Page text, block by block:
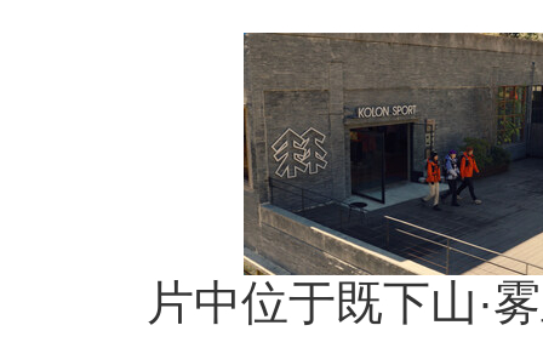
片中位于既下山·雾